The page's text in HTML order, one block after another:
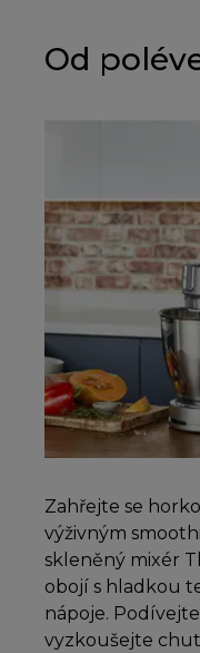
Od
Zahřejte se
výživným
skleněný mixér
obojí s hladkou
nápoje.
vyzkoušejte